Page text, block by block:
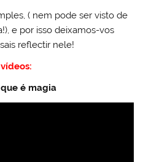
( nem pode ser visto de
e por isso deixamos-vos
reflectir nele!
é magia